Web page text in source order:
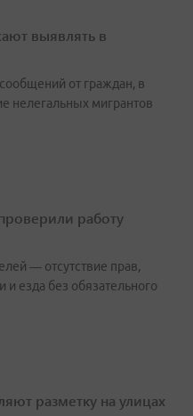
выявлять в
от граждан, в
нелегальных мигрантов
работу
— отсутствие прав,
езда без обязательного
разметку на улицах